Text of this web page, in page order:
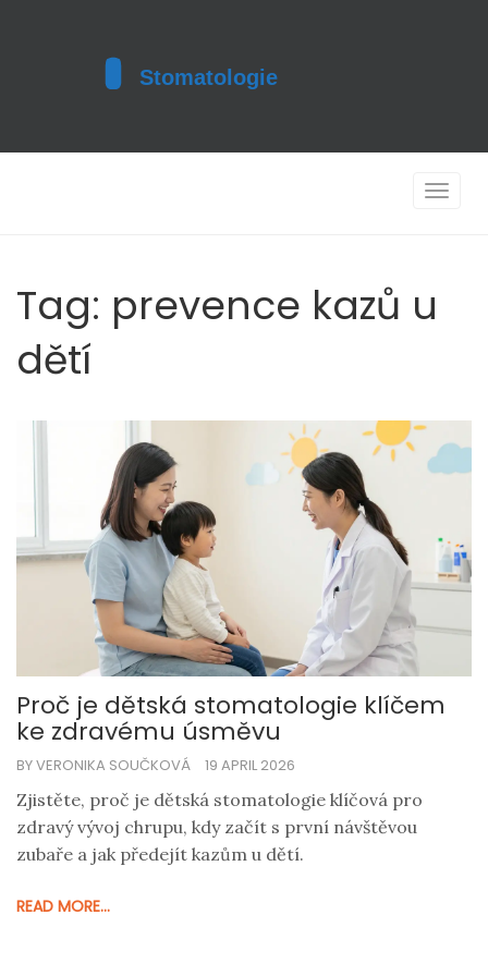
Toggle
Tag: prevence kazů u
dětí
Proč je dětská stomatologie klíčem
ke zdravému úsměvu
BY VERONIKA SOUČKOVÁ 19 APRIL 2026
Zjistěte, proč je dětská stomatologie klíčová pro
zdravý vývoj chrupu, kdy začít s první návštěvou
zubaře a jak předejít kazům u dětí.
READ MORE...